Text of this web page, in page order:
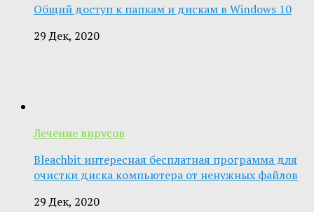
Общий доступ к папкам и дискам в Windows 10
29 Дек, 2020
Лечение вирусов
Bleachbit интересная бесплатная программа для
очистки диска компьютера от ненужных файлов
29 Дек, 2020